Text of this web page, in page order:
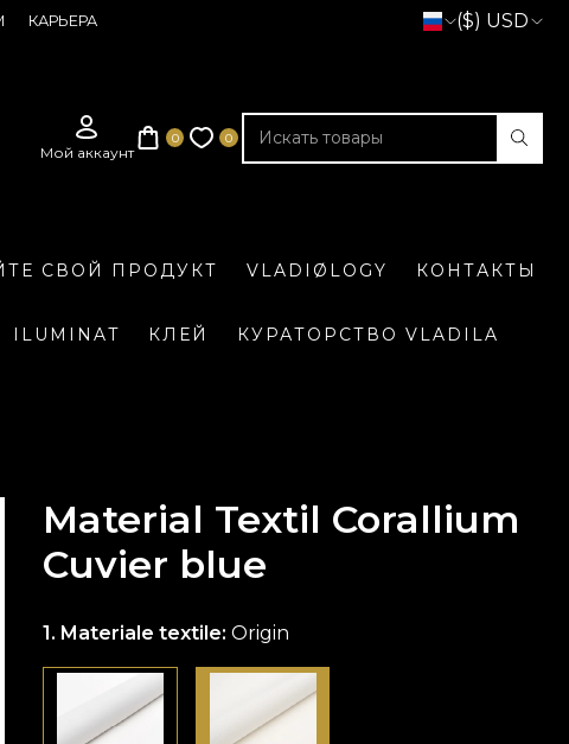
КАРЬЕРА ($) USD
СВОЙ ПРОДУКТ VLADIØLOGY КОНТАКТЫ
ILUMINAT КЛЕЙ КУРАТОРСТВО VLADILA
Material Textil Corallium
Cuvier blue
Materiale textile:Origin